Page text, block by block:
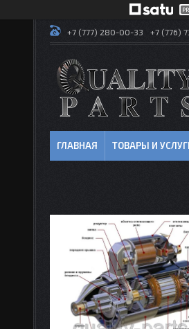
+7 (777) 280-00-33 +7 (776)
ГЛАВНАЯ ТОВАРЫ И